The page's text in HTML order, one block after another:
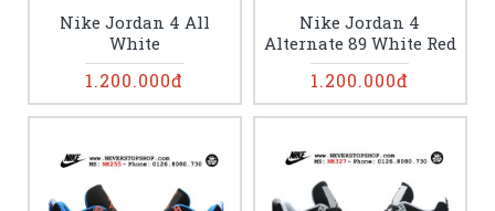
Nike Jordan 4 All
White
1.200.000đ
Nike Jordan 4
Alternate 89 White Red
1.200.000đ